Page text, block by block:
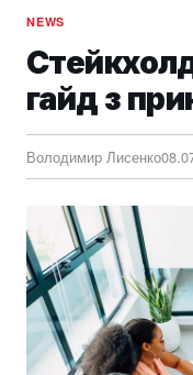
NEWS
гайд з
Володимир Лисенко